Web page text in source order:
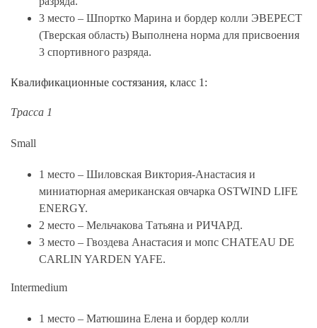
3 место – Шпортко Марина и бордер колли ЭВЕРЕСТ
(Тверская область) Выполнена норма для присвоения
3 спортивного разряда.
Квалификационные состязания, класс 1:
Трасса 1
Small
1 место – Шиловская Виктория-Анастасия и
миниатюрная американская овчарка OSTWIND LIFE
ENERGY.
2 место – Мельчакова Татьяна и РИЧАРД.
3 место – Гвоздева Анастасия и мопс CHATEAU DE
CARLIN YARDEN YAFE.
Intermedium
1 место – Матюшина Елена и бордер колли